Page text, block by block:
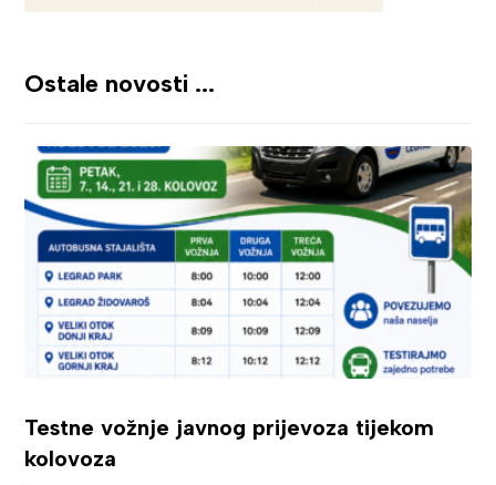
Ostale novosti ...
Testne vožnje javnog prijevoza tijekom
kolovoza